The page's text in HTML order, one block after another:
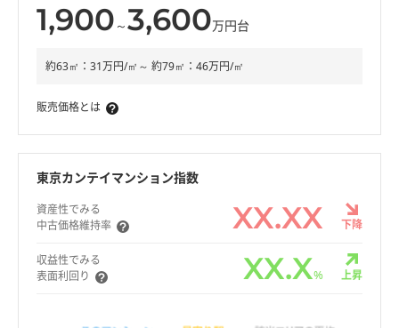
1,900 ～3,600万円台
約63㎡：31万円/㎡～ 約79㎡：46万円/㎡
販売価格とは
東京カンテイマンション指数
資産性でみる
中古価格維持率
XX.XX 下降
収益性でみる
表面利回り
XX.X% 上昇